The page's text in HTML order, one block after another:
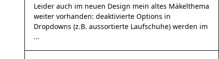
Leider auch im neuen Design mein altes Mäkelthema
weiter vorhanden: deaktivierte Options in
Dropdowns (z.B. aussortierte Laufschuhe) werden im
...